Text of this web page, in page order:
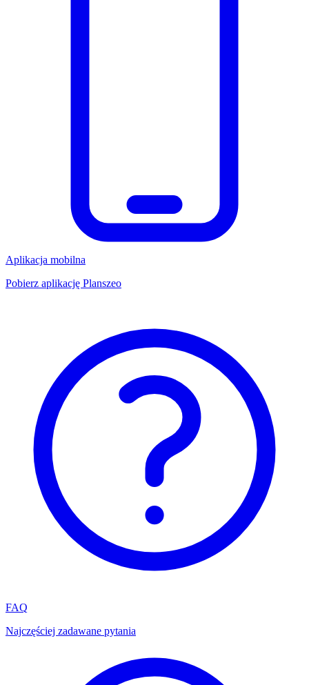
Aplikacja mobilna
Pobierz aplikację Planszeo
FAQ
Najczęściej zadawane pytania